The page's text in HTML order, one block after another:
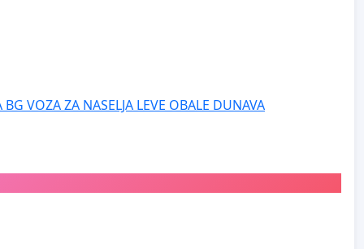
VOZA ZA NASELJA LEVE OBALE DUNAVA